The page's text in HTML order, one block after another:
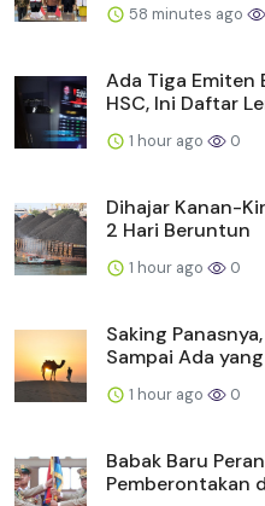
58 minutes ago
Ada Tiga Emiten
HSC, Ini Daftar
1 hour ago 0
Dihajar Kanan-
2 Hari Beruntun
1 hour ago 0
Saking
Sampai Ada yang
1 hour ago 0
Babak Baru
Pemberontakan